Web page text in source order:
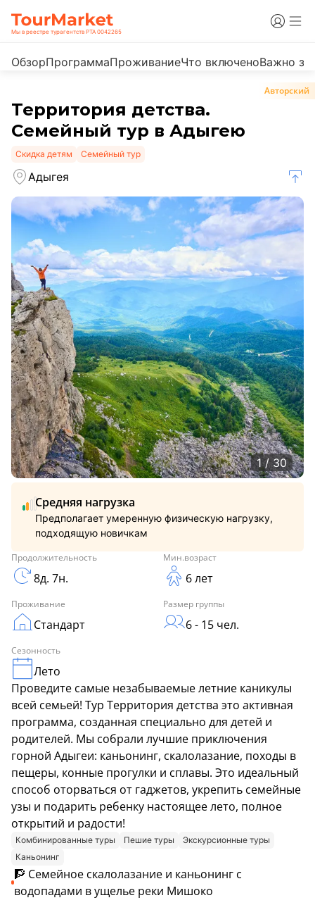
Мы в реестре турагентств РТА 0042265
ОбзорПрограммаПроживаниеЧто включеноВажно
Авторский
Территория детства.
Семейный тур в Адыгею
Скидка детям Семейный тур
Адыгея
1 / 30
Продолжительность
8д. 7н.
Мин.возраст
6 лет
Проживание
Стандарт
Размер группы
6 - 15 чел.
Сезонность
Лето
Средняя нагрузка
Предполагает умеренную физическую нагрузку,
подходящую новичкам
Проведите самые незабываемые летние каникулы
всей семьей! Тур Территория детства это активная
программа, созданная специально для детей и
родителей. Мы собрали лучшие приключения
горной Адыгеи: каньонинг, скалолазание, походы в
пещеры, конные прогулки и сплавы. Это идеальный
способ оторваться от гаджетов, укрепить семейные
узы и подарить ребенку настоящее лето, полное
открытий и радости!
Комбинированные туры Пешие туры
Экскурсионные туры
Каньонинг
🧗 Семейное скалолазание и каньонинг с
водопадами в ущелье реки Мишоко